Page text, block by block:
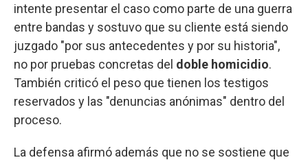
intente presentar el caso como parte de una guerra
entre bandas y sostuvo que su cliente está siendo
juzgado "por sus antecedentes y por su historia",
no por pruebas concretas del doble homicidio.
También criticó el peso que tienen los testigos
reservados y las "denuncias anónimas" dentro del
proceso.
La defensa afirmó además que no se sostiene que